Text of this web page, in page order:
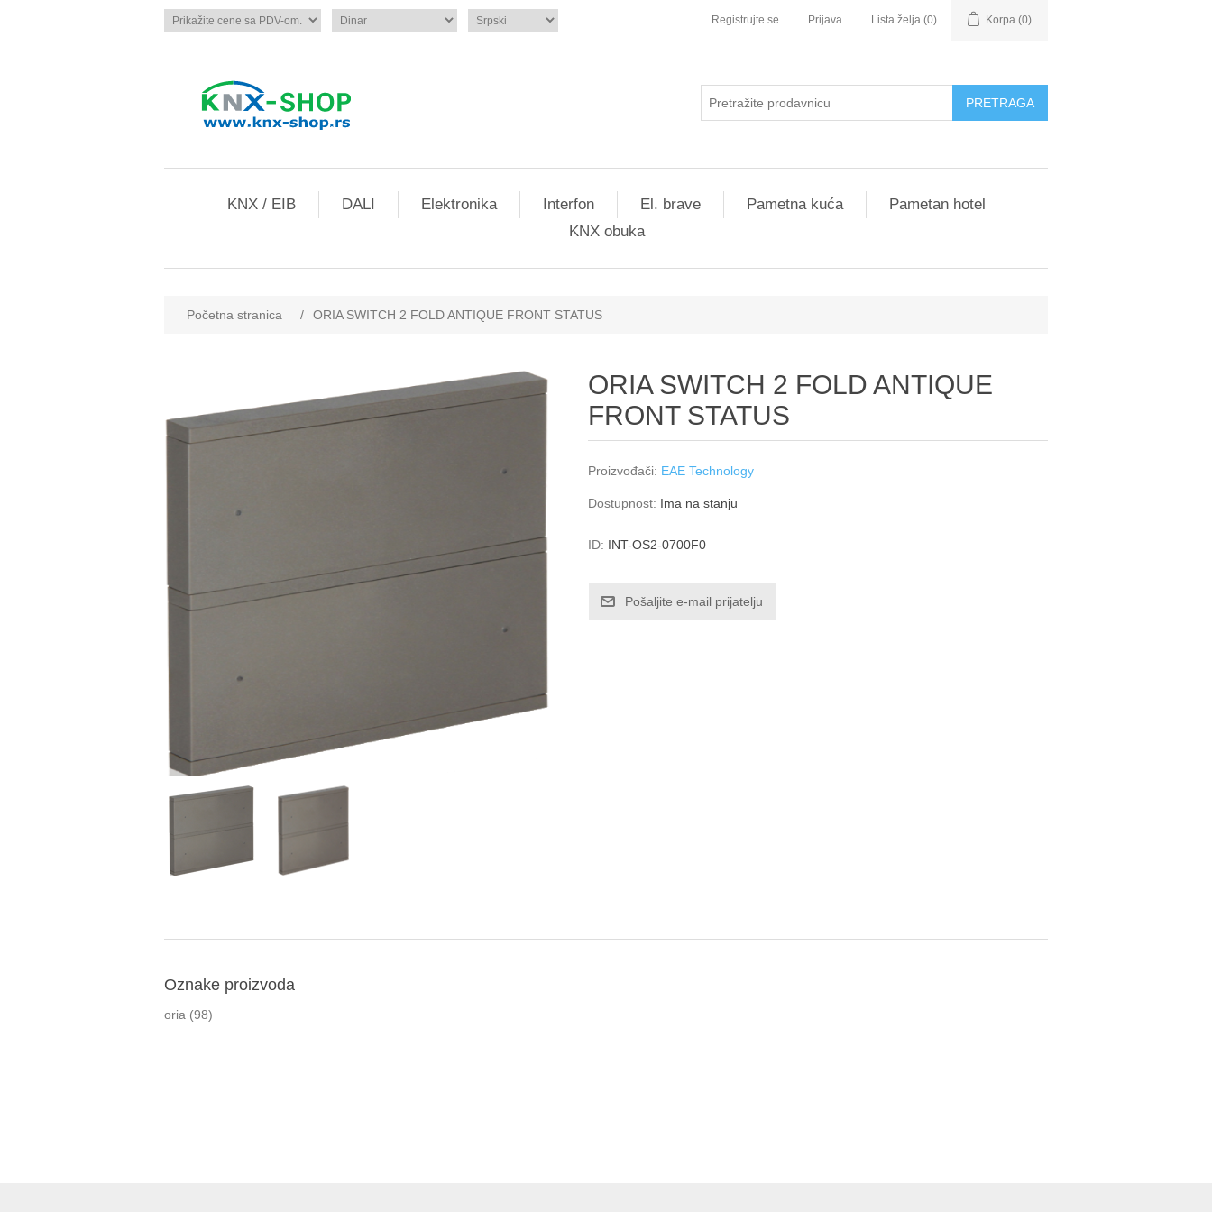
Registrujte se Prijava Lista želja (0) Korpa (0)
KNX / EIB DALI Elektronika Interfon El. brave Pametna kuća
Pametan hotel
KNX obuka
Početna stranica / ORIA SWITCH 2 FOLD ANTIQUE FRONT STATUS
ORIA SWITCH 2 FOLD ANTIQUE
FRONT STATUS
Proizvođači: EAE Technology
Dostupnost: Ima na stanju
ID: INT-OS2-0700F0
Oznake proizvoda
oria (98)